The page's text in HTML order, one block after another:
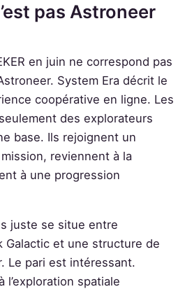
pas Astroneer
en juin ne correspond pas
System Era décrit le
coopérative en ligne. Les
des explorateurs
base. Ils rejoignent un
reviennent à la
à une progression
juste se situe entre
Galactic et une structure de
Le pari est intéressant.
l’exploration spatiale